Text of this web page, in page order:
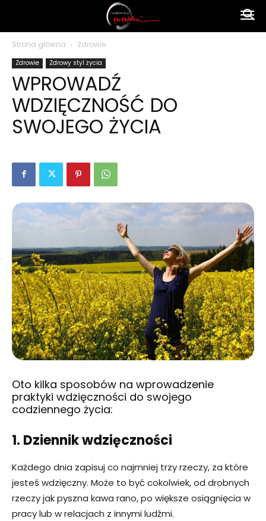
polsku
Strona główna Zdrowie
Zdrowie Zdrowy styl życia
WPROWADŹ
WDZIĘCZNOŚĆ DO
SWOJEGO ŻYCIA
Oto kilka sposobów na wprowadzenie
praktyki wdzięczności do swojego
codziennego życia:
1. Dziennik wdzięczności
Każdego dnia zapisuj co najmniej trzy rzeczy, za które
jesteś wdzięczny. Może to być cokolwiek, od drobnych
rzeczy jak pyszna kawa rano, po większe osiągnięcia w
pracy lub w relacjach z innymi ludźmi.